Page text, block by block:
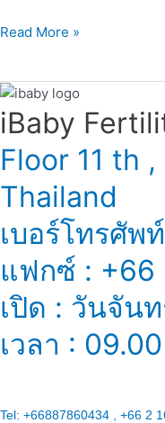
Read More »
iBaby
Floor 11 th
Thailand
เบอร์โทรศั
แฟกซ์ : +66
เปิด : วันจัน
เวลา :
Tel: +66887860434 , +66 2